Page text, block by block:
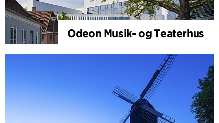
Odeon Musik- og Teaterhus